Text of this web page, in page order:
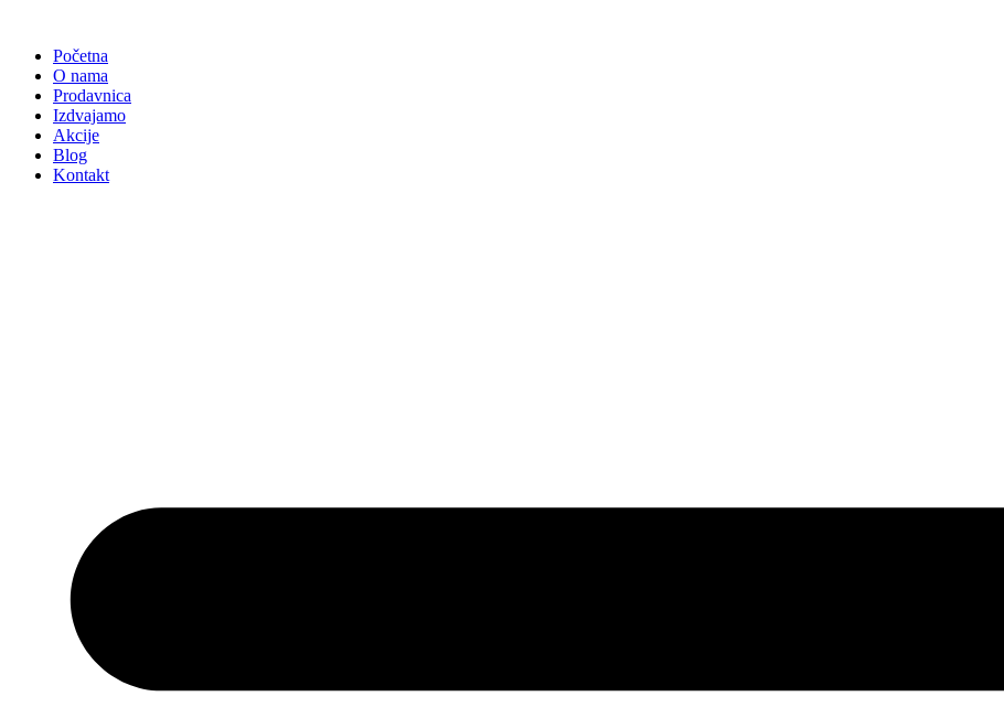
sadržajPočetna
O nama
Prodavnica
Izdvajamo
Akcije
Blog
Kontakt